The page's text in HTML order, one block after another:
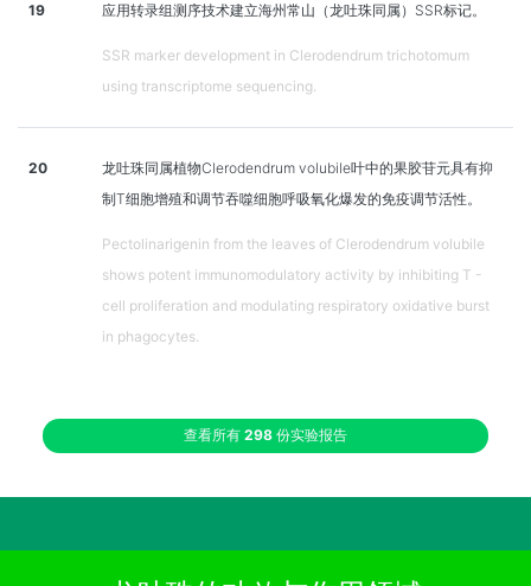
19 应用转录组测序技术建立海州常山（龙吐珠同属）SSR标记。
SSR marker development in Clerodendrum trichotomum
using transcriptome sequencing.
20
龙吐珠同属植物Clerodendrum volubile叶中的果胶苷元具有抑
制T细胞增殖和调节吞噬细胞呼吸氧化爆发的免疫调节活性。
Pectolinarigenin from the leaves of Clerodendrum volubile
shows potent immunomodulatory activity by inhibiting T -
cell proliferation and modulating respiratory oxidative burst
in phagocytes.
查看所有 298 份实验报告